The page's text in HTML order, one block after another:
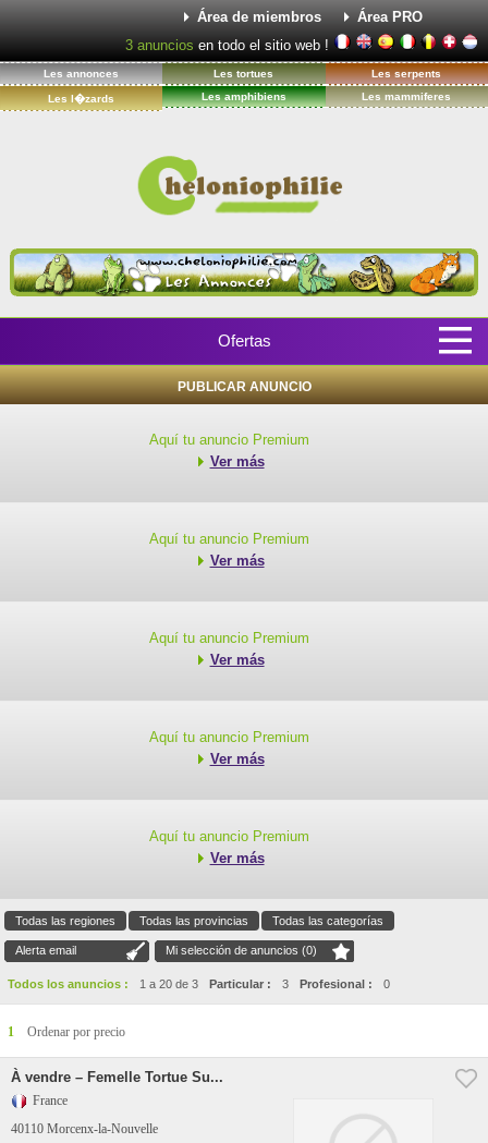
Área de miembros
Área PRO
3 anuncios en todo el sitio web !
Les annonces Les tortues Les serpents
Les l�zards Les amphibiens Les mammiferes
Ofertas
PUBLICAR ANUNCIO
Aquí tu anuncio Premium
Ver más
Aquí tu anuncio Premium
Ver más
Aquí tu anuncio Premium
Ver más
Aquí tu anuncio Premium
Ver más
Aquí tu anuncio Premium
Ver más
Todas las regiones Todas las provincias Todas las categorías
Alerta email Mi selección de anuncios (0)
Todos los anuncios : 1 a 20 de 3 Particular : 3 Profesional : 0
1 Ordenar por precio
À vendre – Femelle Tortue Su...
France
40110 Morcenx-la-Nouvelle